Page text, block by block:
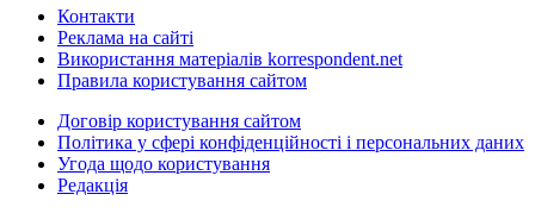
Контакти
Реклама на сайті
Використання матеріалів korrespondent.net
Правила користування сайтом
Договір користування сайтом
Політика у сфері конфіденційності і персональних даних
Угода щодо користування
Редакція